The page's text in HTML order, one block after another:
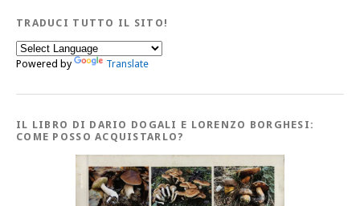
TRADUCI TUTTO IL SITO!
Powered by Translate
IL LIBRO DI DARIO DOGALI E LORENZO BORGHESI:
COME POSSO ACQUISTARLO?